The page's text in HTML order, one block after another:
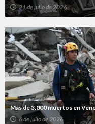
21 de julio de 2026
Más de 3.000 muertos en
6 de julio de 2026